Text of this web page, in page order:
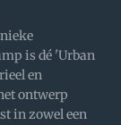
is dé 'Urban
en
ontwerp
in zowel een